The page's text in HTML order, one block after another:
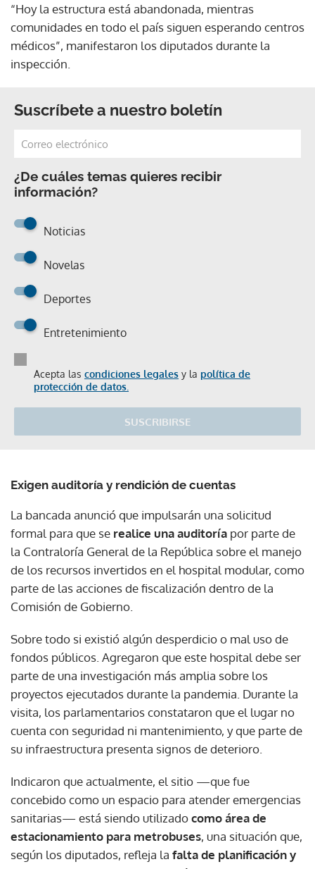
“Hoy la estructura está abandonada, mientras
comunidades en todo el país siguen esperando centros
médicos”, manifestaron los diputados durante la
inspección.
Suscríbete a nuestro boletín
¿De cuáles temas quieres recibir
información?
Noticias
Novelas
Deportes
Entretenimiento
Acepta las condiciones legales y la política de
protección de datos.
SUSCRIBIRSE
Exigen auditoría y rendición de cuentas
La bancada anunció que impulsarán una solicitud
formal para que se realice una auditoría por parte de
la Contraloría General de la República sobre el manejo
de los recursos invertidos en el hospital modular, como
parte de las acciones de fiscalización dentro de la
Comisión de Gobierno.
Sobre todo si existió algún desperdicio o mal uso de
fondos públicos. Agregaron que este hospital debe ser
parte de una investigación más amplia sobre los
proyectos ejecutados durante la pandemia. Durante la
visita, los parlamentarios constataron que el lugar no
cuenta con seguridad ni mantenimiento, y que parte de
su infraestructura presenta signos de deterioro.
Indicaron que actualmente, el sitio —que fue
concebido como un espacio para atender emergencias
sanitarias— está siendo utilizadocomo área de
estacionamiento para metrobuses, una situación que,
según los diputados, refleja la falta de planificación y